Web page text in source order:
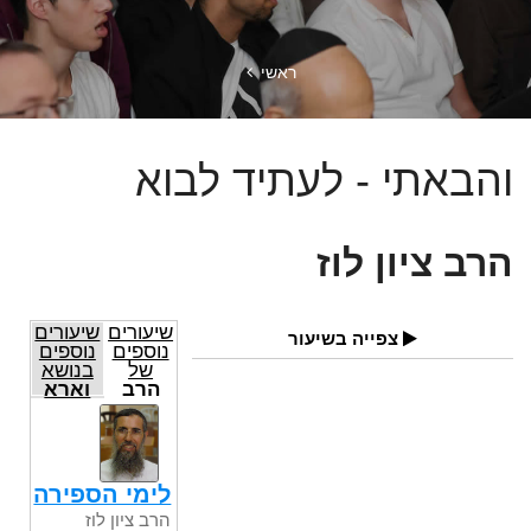
ראשי
והבאתי - לעתיד לבוא
הרב ציון לוז
צפייה בשיעור
שיעורים
נוספים
של
הרב
ציון לוז
שיעורים
נוספים
בנושא
וארא
לימי הספירה
הרב ציון לוז